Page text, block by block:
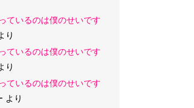
ているのは僕のせいです
り
ているのは僕のせいです
り
ているのは僕のせいです
より